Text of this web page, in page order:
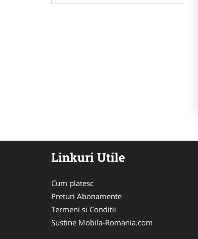
Linkuri Utile
Cum platesc
Preturi Abonamente
Termeni si Conditii
Sustine Mobila-Romania.com